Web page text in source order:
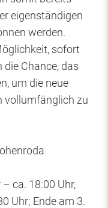
eigenständigen
werden.
sofort
die Chance, das
um die neue
vollumfänglich zu
ca. 18:00 Uhr,
Uhr; Ende am 3.